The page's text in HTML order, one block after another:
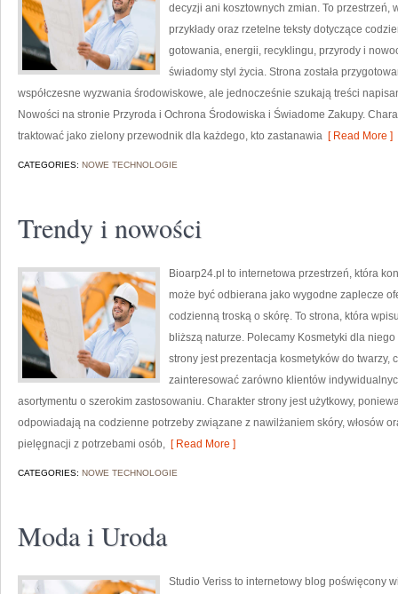
decyzji ani kosztownych zmian. To przestrzeń,
przykłady oraz rzetelne teksty dotyczące
gotowania, energii, recyklingu, przyrody i
świadomy styl życia. Strona została
współczesne wyzwania środowiskowe, ale jednocześnie szukają treści
Nowości na stronie Przyroda i Ochrona Środowiska i Świadome Zakupy.
traktować jako zielony przewodnik dla każdego, kto zastanawia [ Read More ]
CATEGORIES: NOWE TECHNOLOGIE
Trendy i nowości
Bioarp24.pl to internetowa przestrzeń, która
może być odbierana jako wygodne zaplecze
codzienną troską o skórę. To strona, która
bliższą naturze. Polecamy Kosmetyki dla
strony jest prezentacja kosmetyków do twarzy,
zainteresować zarówno klientów
asortymentu o szerokim zastosowaniu. Charakter strony jest użytkowy,
odpowiadają na codzienne potrzeby związane z nawilżaniem skóry, włosów
pielęgnacji z potrzebami osób, [ Read More ]
CATEGORIES: NOWE TECHNOLOGIE
Moda i Uroda
Studio Veriss to internetowy blog poświęcony